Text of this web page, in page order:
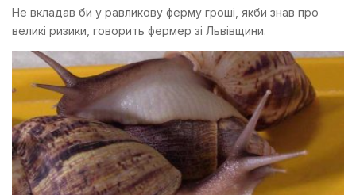
Не вкладав би у равликову ферму гроші, якби знав про
великі ризики, говорить фермер зі Львівщини.